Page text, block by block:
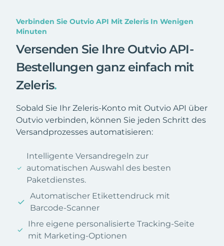
Verbinden Sie Outvio API Mit Zeleris In Wenigen
Minuten
Versenden Sie Ihre Outvio API-
Bestellungen ganz einfach mit
Zeleris.
Sobald Sie Ihr Zeleris-Konto mit Outvio API über
Outvio verbinden, können Sie jeden Schritt des
Versandprozesses automatisieren:
Intelligente Versandregeln zur
automatischen Auswahl des besten
Paketdienstes.
Automatischer Etikettendruck mit
Barcode-Scanner
Ihre eigene personalisierte Tracking-Seite
mit Marketing-Optionen